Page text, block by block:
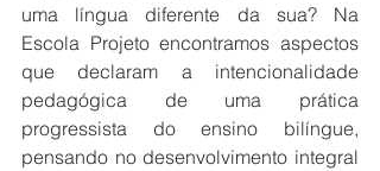
uma língua diferente da sua? Na
Escola Projeto encontramos aspectos
que declaram a intencionalidade
pedagógica de uma prática
progressista do ensino bilíngue,
pensando no desenvolvimento integral